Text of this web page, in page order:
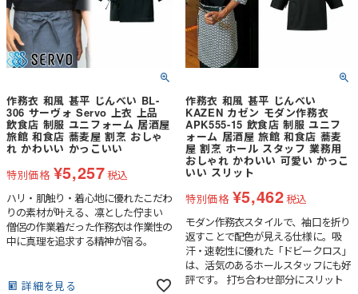
作務衣 和風 甚平 じんべい BL-
306 サーヴォ Servo 上衣 上品
飲食店 制服 ユニフォーム 居酒屋
旅館 和食店 蕎麦屋 割烹 おしゃ
れ かわいい かっこいい
特別価格 ¥5,257税込
ハリ・肌触り・着心地に優れたこだわ
りの素材が叶える、凛とした佇まい
僧侶の作業着だった作務衣は作業性の
中に真理を追求する精神が宿る。
詳細を見る
作務衣 和風 甚平 じんべい
KAZEN カゼン モダン作務衣
APK555-15 飲食店 制服 ユニフ
ォーム 居酒屋 旅館 和食店 蕎麦
屋 割烹 ホール スタッフ 業務用
おしゃれ かわいい 可愛い かっこ
いい スリット
特別価格 ¥5,462税込
モダン作務衣スタイルで、袖口を折り
返すことで配色が見える仕様に。吸
汗・速乾性に優れた「ドビークロス」
は、活気のあるホールスタッフにも好
評です。 打ち合わせ部分にスリット